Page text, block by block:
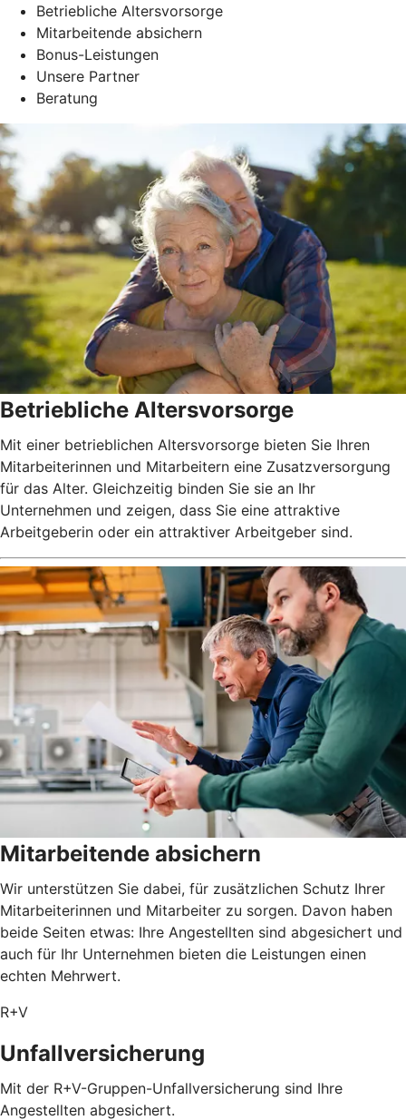
Betriebliche Altersvorsorge
Mitarbeitende absichern
Bonus-Leistungen
Unsere Partner
Beratung
Betriebliche Altersvorsorge
Mit einer betrieblichen Altersvorsorge bieten Sie Ihren
Mitarbeiterinnen und Mitarbeitern eine Zusatzversorgung
für das Alter. Gleichzeitig binden Sie sie an Ihr
Unternehmen und zeigen, dass Sie eine attraktive
Arbeitgeberin oder ein attraktiver Arbeitgeber sind.
Mitarbeitende absichern
Wir unterstützen Sie dabei, für zusätzlichen Schutz Ihrer
Mitarbeiterinnen und Mitarbeiter zu sorgen. Davon haben
beide Seiten etwas: Ihre Angestellten sind abgesichert und
auch für Ihr Unternehmen bieten die Leistungen einen
echten Mehrwert.
R+V
Unfallversicherung
Mit der R+V-Gruppen-Unfallversicherung sind Ihre
Angestellten abgesichert.